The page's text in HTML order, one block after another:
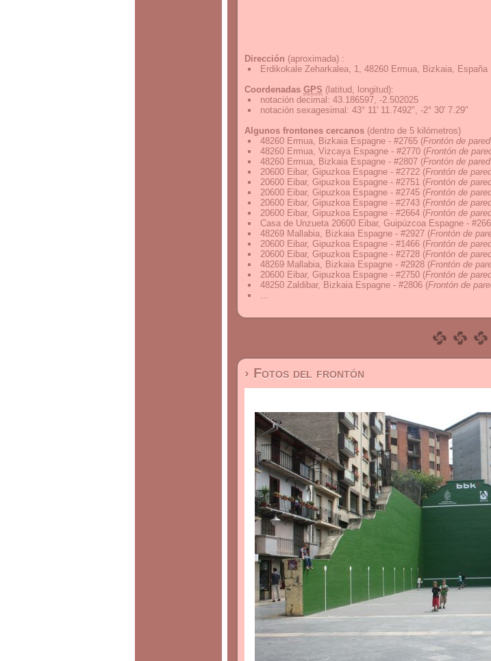
Dirección (aproximada) :
Erdikokale Zeharkalea, 1, 48260 Ermua, Bizkaia, España
Coordenadas GPS (latitud, longitud):
notación decimal : 43.186597, -2.502025
notación sexagesimal : 43° 11' 11.7492", -2° 30' 7.29"
Algunos frontones cercanos (dentro de 5 kilómetros)
48260 Ermua, Bizkaia Espagne - #2765 (Frontón de
48260 Ermua, Vizcaya Espagne - #2770 (Frontón de
48260 Ermua, Bizkaia Espagne - #2807 (Frontón de
20600 Eibar, Gipuzkoa Espagne - #2722 (Frontón de
20600 Eibar, Gipuzkoa Espagne - #2751 (Frontón de
20600 Eibar, Gipuzkoa Espagne - #2745 (Frontón de
20600 Eibar, Gipuzkoa Espagne - #2743 (Frontón de
20600 Eibar, Gipuzkoa Espagne - #2664 (Frontón de
Casa de Unzueta 20600 Eibar, Guipúzcoa Espagne -
48269 Mallabia, Bizkaia Espagne - #2927 (Frontón de
20600 Eibar, Gipuzkoa Espagne - #1466 (Frontón de
20600 Eibar, Gipuzkoa Espagne - #2728 (Frontón de
48269 Mallabia, Bizkaia Espagne - #2928 (Frontón de
20600 Eibar, Gipuzkoa Espagne - #2750 (Frontón de
48250 Zaldibar, Bizkaia Espagne - #2806 (Frontón de
...
› Fotos del frontón